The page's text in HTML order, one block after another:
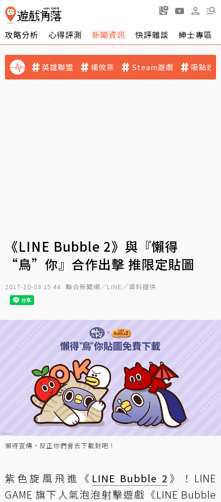
攻略分析 心得評測 新聞資訊 快評雜談 紳士專區
英雄聯盟 橘攸奈 Steam遊戲 吸點迷
《LINE Bubble 2》與『懶得
“鳥”你』合作出擊 推限定貼圖
2017-10-03 15:44 聯合新聞網／LINE／資料提供
懶得宣傳，反正你們會去下載對吧！
紫色旋風飛進《 LINE Bubble 2 》！LINE
GAME 旗下人氣泡泡射擊遊戲《LINE Bubble